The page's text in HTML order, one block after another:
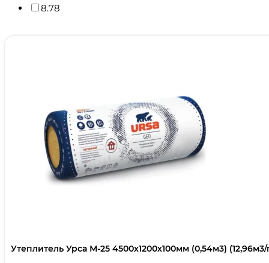
8.78
Утеплитель Урса М-25 4500х1200х100мм (0,54м3)